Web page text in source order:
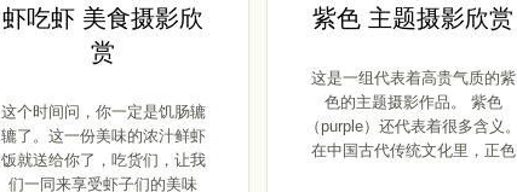
虾吃虾 美食摄影欣
赏
这个时间问，你一定是饥肠辘
辘了。这一份美味的浓汁鲜虾
饭就送给你了，吃货们，让我
们一同来享受虾子们的美味
紫色 主题摄影欣赏
这是一组代表着高贵气质的紫
色的主题摄影作品。 紫色
（purple）还代表着很多含义。
在中国古代传统文化里，正色